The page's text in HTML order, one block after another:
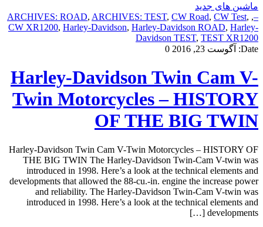
ماشین های جدید
–
,
ARCHIVES: ROAD, ARCHIVES: TEST, CW Road, CW Test,
CW XR1200, Harley-Davidson, Harley-Davidson ROAD, Harley-
Davidson TEST, TEST XR1200
Date:
آگوست 23, 2016 0
Harley-Davidson Twin Cam V-
Twin Motorcycles – HISTORY
OF THE BIG TWIN
Harley-Davidson Twin Cam V-Twin Motorcycles – HISTORY OF
THE BIG TWIN The Harley-Davidson Twin-Cam V-twin was
introduced in 1998. Here’s a look at the technical elements and
developments that allowed the 88-cu.-in. engine the increase power
and reliability. The Harley-Davidson Twin-Cam V-twin was
introduced in 1998. Here’s a look at the technical elements and
developments […]